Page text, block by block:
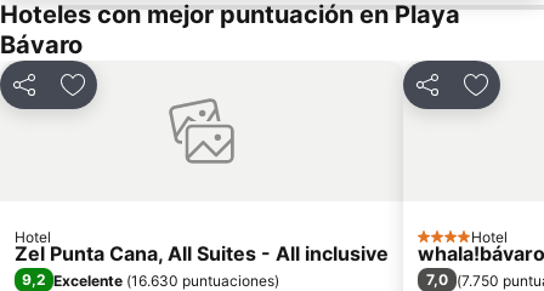
Hoteles con mejor puntuación en Playa
Bávaro
CompartirAgregar a favoritos
Hotel
Zel Punta Cana, All Suites - All inclusive
9,2 Excelente (16.630 puntuaciones)
Compartir
4 Estrellas
Hotel
whala!bávaro
7,0 (7.750